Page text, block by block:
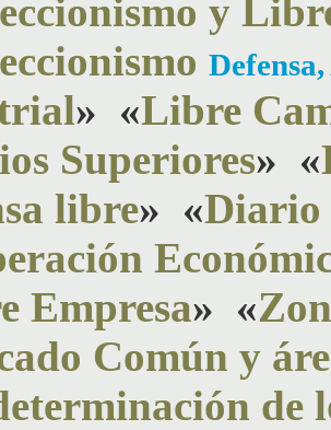
y
» «Libre
Superiores» «
libre» «
Empresa» «
Común y
de